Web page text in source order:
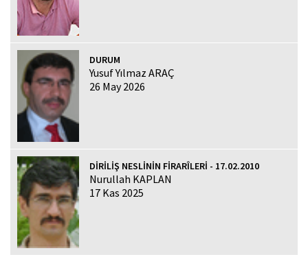
DURUM
Yusuf Yılmaz ARAÇ
26 May 2026
DİRİLİŞ NESLİNİN FİRARÎLERİ - 17.02.2010
Nurullah KAPLAN
17 Kas 2025